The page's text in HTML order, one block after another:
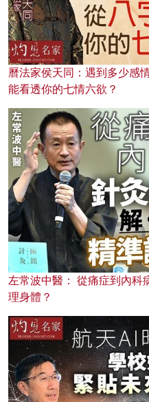
曆法家侯天同：遇到多少感
能看透你的七情六欲？
左常波中醫： 從痛症到內科
理身體？